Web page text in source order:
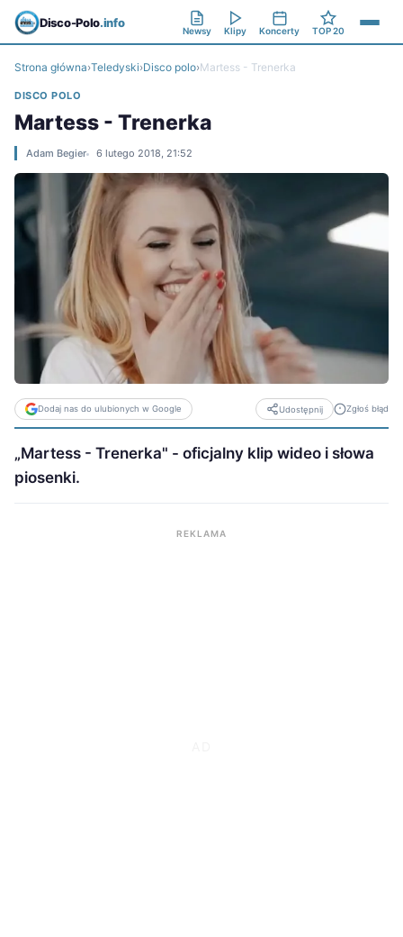
Disco-Polo.info
Newsy Klipy Koncerty TOP 20
Strona główna›Teledyski›Disco polo›Martess - Trenerka
DISCO POLO
Martess - Trenerka
Adam Begier 6 lutego 2018, 21:52
Dodaj nas do ulubionych w Google Udostępnij Zgłoś błąd
„Martess - Trenerka" - oficjalny klip wideo i słowa
piosenki.
REKLAMA